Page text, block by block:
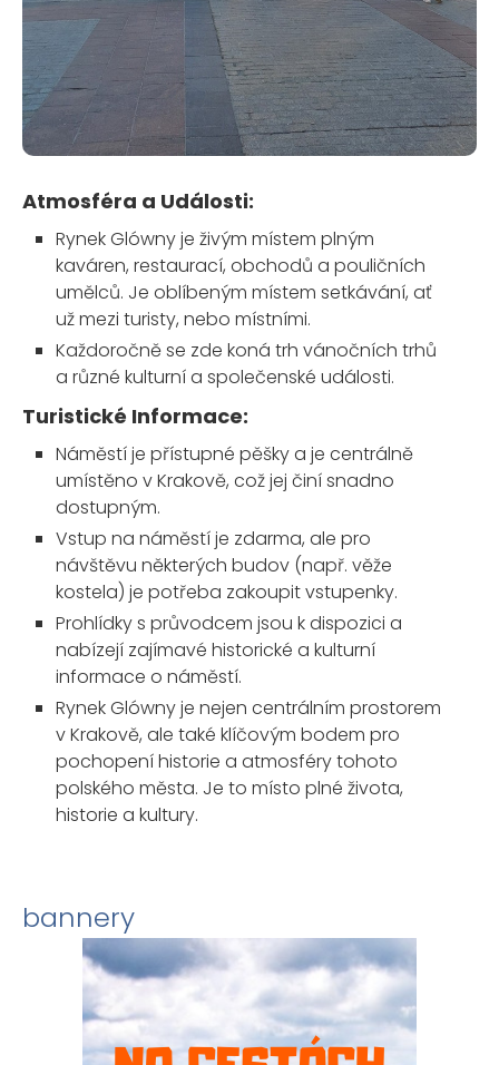
Atmosféra a Události:
Rynek Glówny je živým místem plným
kaváren, restaurací, obchodů a pouličních
umělců. Je oblíbeným místem setkávání, ať
už mezi turisty, nebo místními.
Každoročně se zde koná trh vánočních trhů
a různé kulturní a společenské události.
Turistické Informace:
Náměstí je přístupné pěšky a je centrálně
umístěno v Krakově, což jej činí snadno
dostupným.
Vstup na náměstí je zdarma, ale pro
návštěvu některých budov (např. věže
kostela) je potřeba zakoupit vstupenky.
Prohlídky s průvodcem jsou k dispozici a
nabízejí zajímavé historické a kulturní
informace o náměstí.
Rynek Glówny je nejen centrálním prostorem
v Krakově, ale také klíčovým bodem pro
pochopení historie a atmosféry tohoto
polského města. Je to místo plné života,
historie a kultury.
bannery